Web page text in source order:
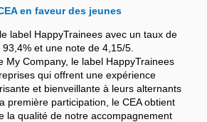
en faveur des jeunes
label HappyTrainees avec un taux de
et une note de 4,15/5.
My Company, le label HappyTrainees
qui offrent une expérience
et bienveillante à leurs alternants
première participation, le CEA obtient
la qualité de notre accompagnement